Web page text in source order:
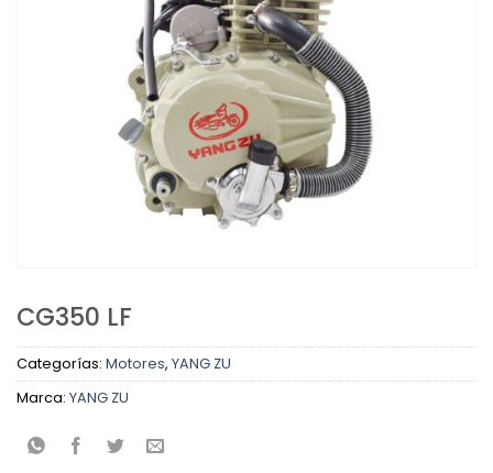
CG350 LF
Categorías: Motores, YANG ZU
Marca: YANG ZU